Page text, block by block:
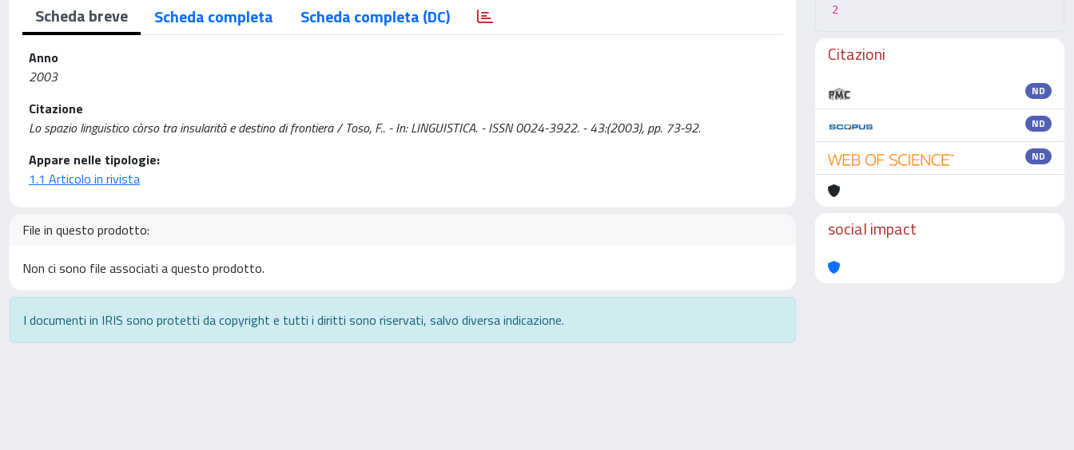
Scheda breve Scheda completa Scheda completa (DC)
Anno
2003
Citazione
Lo spazio linguistico còrso tra insularità e destino di frontiera / Toso, F.. - In: LINGUISTICA. - ISSN 0024-3922. - 43:(2003), pp. 73-92.
Appare nelle tipologie:
1.1 Articolo in rivista
File in questo prodotto:
Non ci sono file associati a questo prodotto.
I documenti in IRIS sono protetti da copyright e tutti i diritti sono riservati, salvo diversa indicazione.
2
Citazioni
ND
ND
ND
social impact